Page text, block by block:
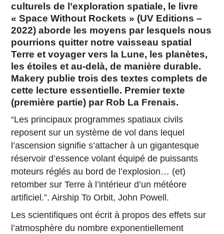
culturels de l’exploration spatiale, le livre
« Space Without Rockets » (UV Editions –
2022) aborde les moyens par lesquels nous
pourrions quitter notre vaisseau spatial
Terre et voyager vers la Lune, les planètes,
les étoiles et au-delà, de manière durable.
Makery publie trois des textes complets de
cette lecture essentielle. Premier texte
(première partie) par Rob La Frenais.
“Les principaux programmes spatiaux civils
reposent sur un système de vol dans lequel
l’ascension signifie s’attacher à un gigantesque
réservoir d’essence volant équipé de puissants
moteurs réglés au bord de l’explosion… (et)
retomber sur Terre à l’intérieur d’un météore
artificiel.”. Airship To Orbit, John Powell.
Les scientifiques ont écrit à propos des effets sur
l’atmosphère du nombre exponentiellement